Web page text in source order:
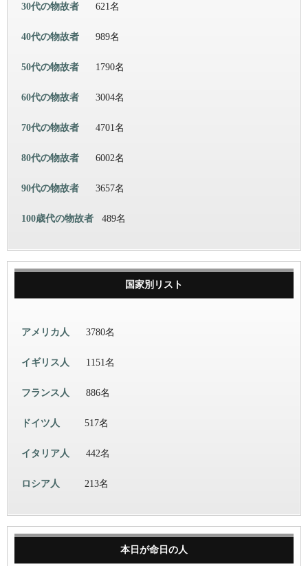
30代の物故者 621名
40代の物故者 989名
50代の物故者 1790名
60代の物故者 3004名
70代の物故者 4701名
80代の物故者 6002名
90代の物故者 3657名
100歳代の物故者 489名
国家別リスト
アメリカ人 3780名
イギリス人 1151名
フランス人 886名
ドイツ人 517名
イタリア人 442名
ロシア人 213名
本日が命日の人